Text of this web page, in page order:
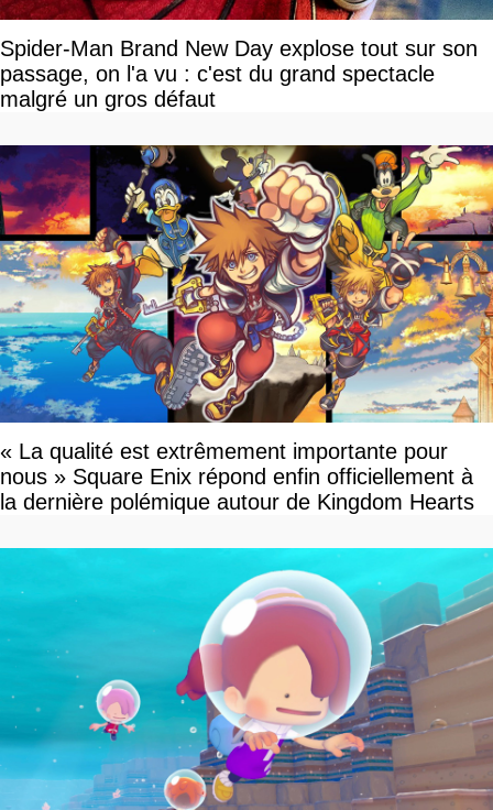
Spider-Man Brand New Day explose tout sur son
passage, on l'a vu : c'est du grand spectacle
malgré un gros défaut
« La qualité est extrêmement importante pour
nous » Square Enix répond enfin officiellement à
la dernière polémique autour de Kingdom Hearts